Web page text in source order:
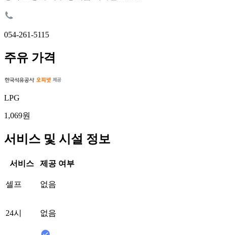
054-261-5115
주유 가격
LPG
1,069원
서비스 및 시설 정보
서비스 제공 여부
셀프 없음
24시 없음